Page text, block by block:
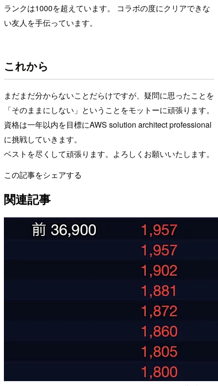
ランクは1000を超えています。 コラボの度にクリアできな
い友人を手伝っています。
これから
まだまだ分からないことだらけですが、疑問に思ったことを
「そのままにしない」ということをモットーに頑張ります。
資格は一年以内を目標にAWS solution architect professional
に挑戦していきます。
ベストを尽くして頑張ります。よろしくお願いいたします。
この記事をシェアする
関連記事